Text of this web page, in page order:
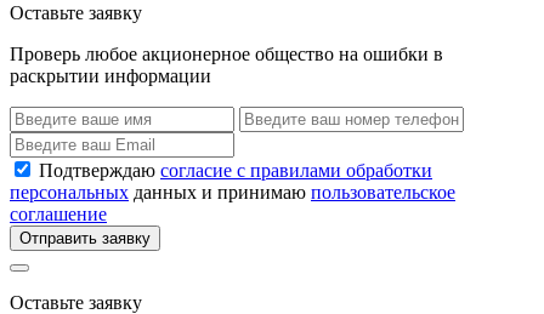
Оставьте заявку
Проверь любое акционерное общество на ошибки в
раскрытии информации
Подтверждаю согласие с правилами обработки
персональных данных и принимаю пользовательское
соглашение
Отправить заявку
Оставьте заявку